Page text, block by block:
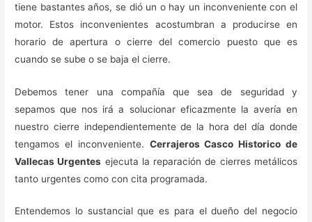
tiene bastantes años, se dió un o hay un inconveniente con el
motor. Estos inconvenientes acostumbran a producirse en
horario de apertura o cierre del comercio puesto que es
cuando se sube o se baja el cierre.
Debemos tener una compañía que sea de seguridad y
sepamos que nos irá a solucionar eficazmente la avería en
nuestro cierre independientemente de la hora del día donde
tengamos el inconveniente. Cerrajeros Casco Historico de
Vallecas Urgentes ejecuta la reparación de cierres metálicos
tanto urgentes como con cita programada.
Entendemos lo sustancial que es para el dueño del negocio